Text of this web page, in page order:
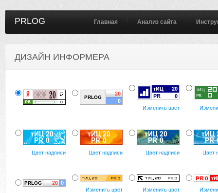
PRLOG Главная Анализ сайта
ДИЗАЙН ИНФОРМЕРА
Изменить цвет
Цвет надписи Цвет надписи Цвет надписи Цвет
Изменить цвет Изменить цвет